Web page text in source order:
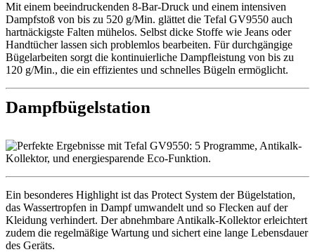
Mit einem beeindruckenden 8-Bar-Druck und einem intensiven
Dampfstoß von bis zu 520 g/Min. glättet die Tefal GV9550 auch
hartnäckigste Falten mühelos. Selbst dicke Stoffe wie Jeans oder
Handtücher lassen sich problemlos bearbeiten. Für durchgängige
Bügelarbeiten sorgt die kontinuierliche Dampfleistung von bis zu
120 g/Min., die ein effizientes und schnelles Bügeln ermöglicht.
Dampfbügelstation
Ein besonderes Highlight ist das Protect System der Bügelstation,
das Wassertropfen in Dampf umwandelt und so Flecken auf der
Kleidung verhindert. Der abnehmbare Antikalk-Kollektor erleichtert
zudem die regelmäßige Wartung und sichert eine lange Lebensdauer
des Geräts.